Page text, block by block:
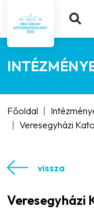
Főoldal
Veresegyházi
vissza
Veresegyházi